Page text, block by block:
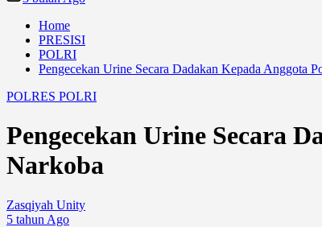
Home
PRESISI
POLRI
Pengecekan Urine Secara Dadakan Kepada Anggota
POLRES POLRI
Pengecekan Urine Secara
Narkoba
Zasqiyah Unity
5 tahun Ago